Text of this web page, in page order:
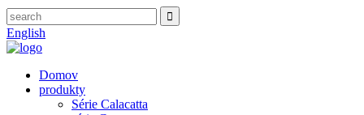
English
Domov
produkty
Série Calacatta